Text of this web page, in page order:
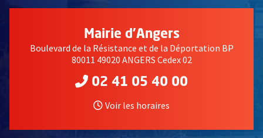
Mairie d'Angers
Boulevard de la Résistance et de la Déportation BP
80011 49020 ANGERS Cedex 02
02 41 05 40 00
Voir les horaires